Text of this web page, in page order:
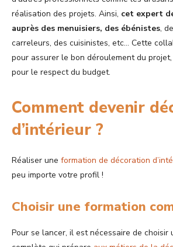
réalisation des projets. Ainsi, cet expert
auprès des menuisiers, des ébénistes,
carreleurs, des cuisinistes, etc… Cette
pour assurer le bon déroulement du
pour le respect du budget.
Comment devenir
d’intérieur ?
Réaliser une formation de décoration
peu importe votre profil !
Choisir une formation
Pour se lancer, il est nécessaire de choisir